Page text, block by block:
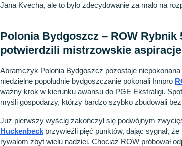
Jana Kvecha, ale to było zdecydowanie za mało na
Polonia Bydgoszcz – ROW Rybnik
potwierdzili mistrzowskie aspiracje
Abramczyk Polonia Bydgoszcz pozostaje
niedzielne popołudnie bydgoszczanie pokonali Innpro
ważny krok w kierunku awansu do PGE Ekstraligi.
myśli gospodarzy, którzy bardzo szybko zbudowali
Już pierwszy wyścig zakończył się podwójnym
Huckenbeck przywieźli pięć punktów, dając sygnał,
rywalom zbyt wielu nadziei. Chociaż ROW próbował